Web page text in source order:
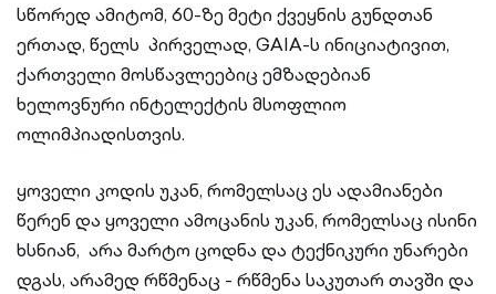
სწორედ ამიტომ, 60-ზე მეტი ქვეყნის გუნდთან
ერთად, წელს პირველად, GAIA-ს ინიციატივით,
ქართველი მოსწავლეებიც ემზადებიან
ხელოვნური ინტელექტის მსოფლიო
ოლიმპიადისთვის.
ყოველი კოდის უკან, რომელსაც ეს ადამიანები
წერენ და ყოველი ამოცანის უკან, რომელსაც ისინი
ხსნიან, არა მარტო ცოდნა და ტექნიკური უნარები
დგას, არამედ რწმენაც - რწმენა საკუთარ თავში და